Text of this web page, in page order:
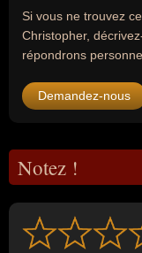
Si vous ne trouvez
Christopher,
répondrons
Demandez-nous
Notez !